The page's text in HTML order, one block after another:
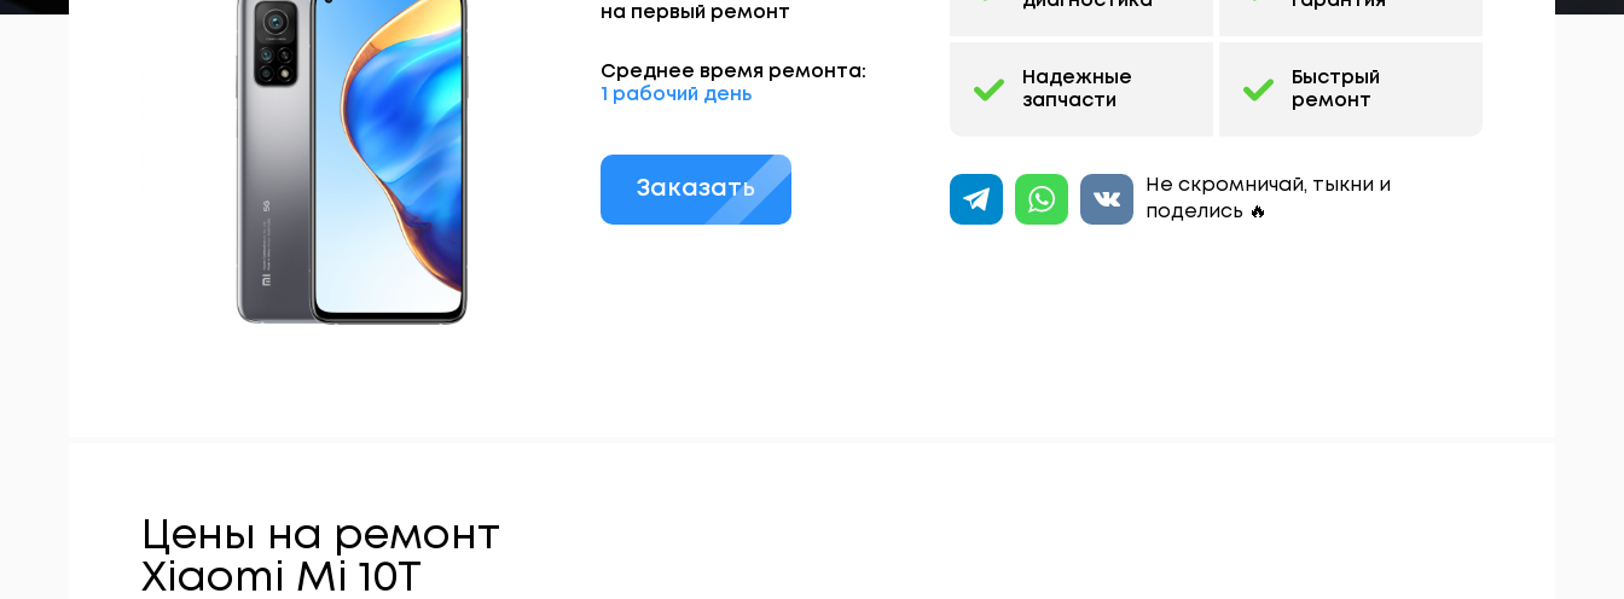
на первый ремонт
Среднее время ремонта:
1 рабочий день
Заказать
Надежные
запчасти
Быстрый
ремонт
Не скромничай, тыкни и
поделись 🔥
Цены на ремонт
Xiaomi Mi 10T